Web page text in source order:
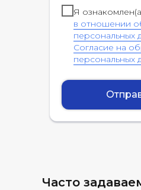
Я
в отношении
персональных
Согласие на
персональных
Часто